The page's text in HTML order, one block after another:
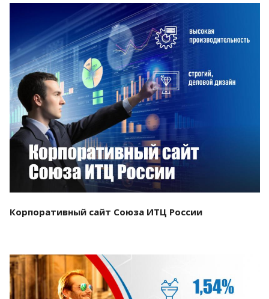
Смотреть проект
Корпоративный сайт Союза ИТЦ России